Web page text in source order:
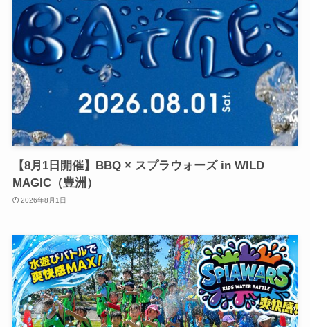
【8月1日開催】BBQ × スプラウォーズ in WILD
MAGIC（豊洲）
2026年8月1日